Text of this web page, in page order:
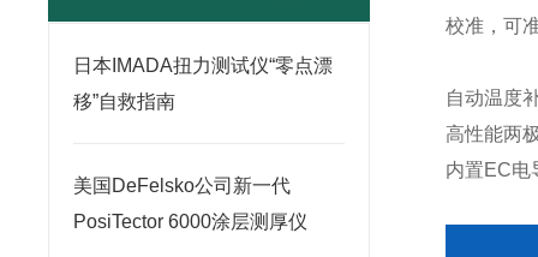
日本IMADA扭力测试仪“零点漂
移”自救指南
美国DeFelsko公司新一代
PosiTector 6000涂层测厚仪
校准，可
自动温度
高性能两
内置EC电